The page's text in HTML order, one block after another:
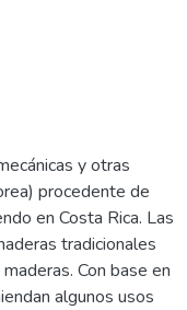
y otras
procedente de
en Costa Rica. Las
tradicionales
Con base en
algunos usos